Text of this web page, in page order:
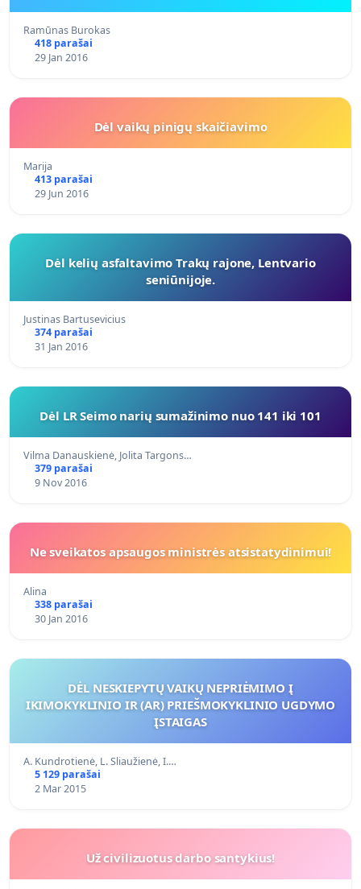
Ramūnas Burokas
418 parašai
29 Jan 2016
Dėl vaikų pinigų skaičiavimo
Marija
413 parašai
29 Jun 2016
Dėl kelių asfaltavimo Trakų rajone, Lentvario
seniūnijoje.
Justinas Bartusevicius
374 parašai
31 Jan 2016
Dėl LR Seimo narių sumažinimo nuo 141 iki 101
Vilma Danauskienė, Jolita Targons…
379 parašai
9 Nov 2016
Ne sveikatos apsaugos ministrės atsistatydinimui!
Alina
338 parašai
30 Jan 2016
DĖL NESKIEPYTŲ VAIKŲ NEPRIĖMIMO Į
IKIMOKYKLINIO IR (AR) PRIEŠMOKYKLINIO UGDYMO
ĮSTAIGAS
A. Kundrotienė, L. Sliaužienė, I.…
5 129 parašai
2 Mar 2015
Už civilizuotus darbo santykius!